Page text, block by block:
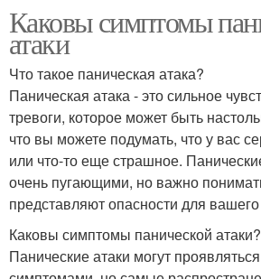
Каковы симптомы
атаки
Что такое паническая атака?
Паническая атака - это сильное
тревоги, которое может быть
что вы можете подумать, что у вас
или что-то еще страшное.
очень пугающими, но важно
представляют опасности для
Каковы симптомы панической атаки?
Панические атаки могут